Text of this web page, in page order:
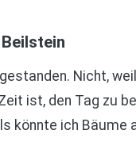
Nicht,
ist, den Tag zu
könnte ich Bäume